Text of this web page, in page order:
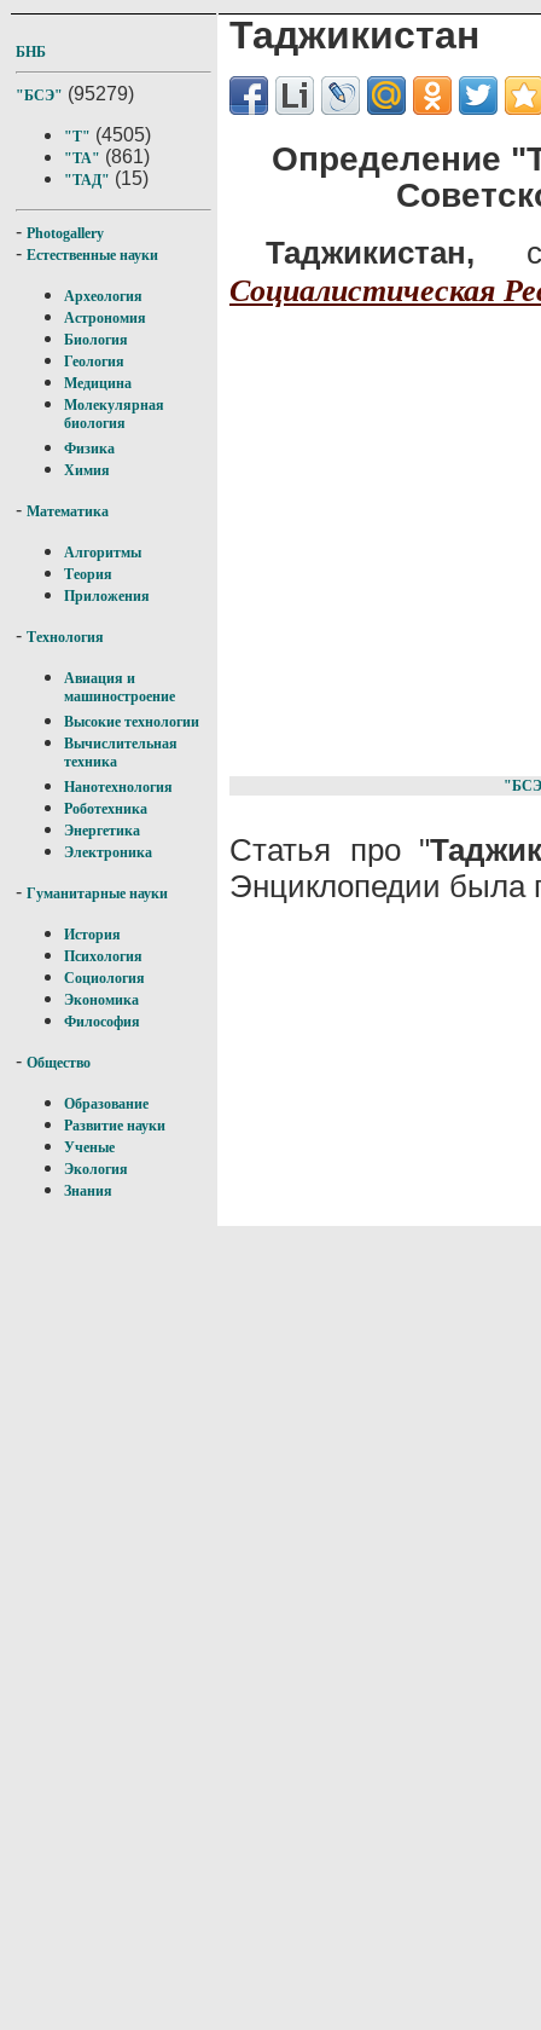
БНБ
"БСЭ" (95279)
"Т" (4505)
"ТА" (861)
"ТАД" (15)
- Photogallery
- Естественные науки
Археология
Астрономия
Биология
Геология
Медицина
Молекулярная
биология
Физика
Химия
- Математика
Алгоритмы
Теория
Приложения
- Технология
Авиация и
машиностроение
Высокие технологии
Вычислительная
техника
Нанотехнология
Роботехника
Энергетика
Электроника
- Гуманитарные науки
История
Психология
Социология
Экономика
Философия
- Общество
Образование
Развитие науки
Ученые
Экология
Знания
Таджикистан
Определение
Таджикистан,
Социалистическая
Статья про "
Энциклопедии была